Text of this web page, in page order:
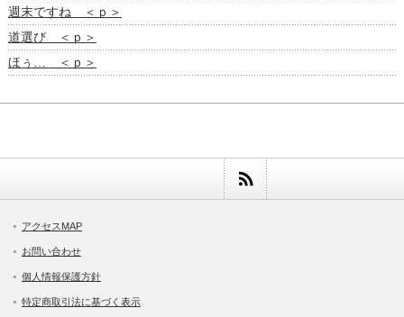
週末ですね ＜ｐ＞
道選び ＜ｐ＞
ほぅ… ＜ｐ＞
アクセスMAP
お問い合わせ
個人情報保護方針
特定商取引法に基づく表示